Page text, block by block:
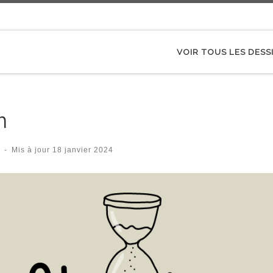
VOIR TOUS LES
- Mis à jour 18 janvier 2024